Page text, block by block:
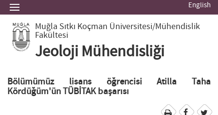
English
Muğla Sıtkı Koçman Üniversitesi/Mühendislik
Fakültesi
Jeoloji Mühendisliği
Bölümümüz lisans öğrencisi Atilla Taha
Kördüğüm'ün TÜBİTAK başarısı